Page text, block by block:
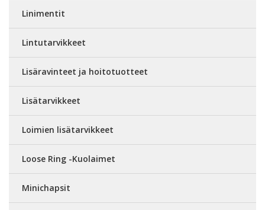
Linimentit
Lintutarvikkeet
Lisäravinteet ja hoitotuotteet
Lisätarvikkeet
Loimien lisätarvikkeet
Loose Ring -Kuolaimet
Minichapsit